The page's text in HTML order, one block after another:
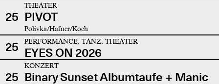
25
THEATER
PIVOT
Polivka/Hafner/Koch
25 PERFORMANCE, TANZ, THEATER
EYES ON 2026
25
KONZERT
Binary Sunset Albumtaufe + Manic